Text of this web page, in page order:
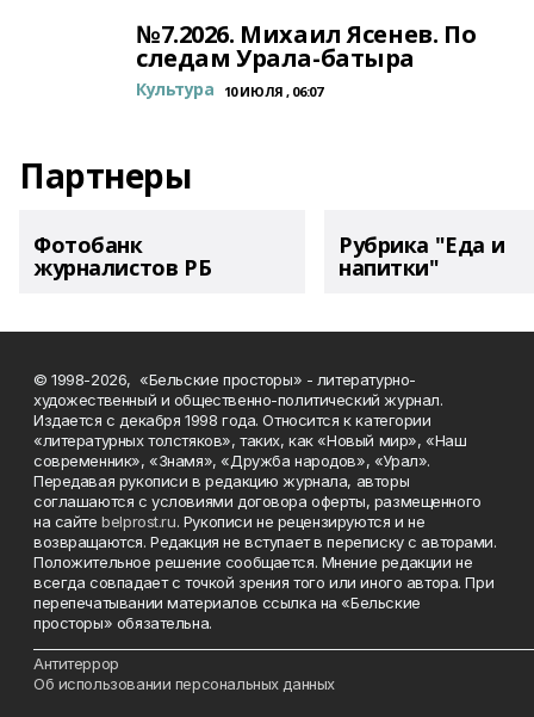
№7.2026. Михаил Ясенев. По
следам Урала-батыра
Культура 10 ИЮЛЯ , 06:07
Партнеры
Фотобанк
журналистов РБ
Рубрика "Еда и
напитки"
© 1998-2026, «Бельские просторы» - литературно-
художественный и общественно-политический журнал.
Издается с декабря 1998 года. Относится к категории
«литературных толстяков», таких, как «Новый мир», «Наш
современник», «Знамя», «Дружба народов», «Урал».
Передавая рукописи в редакцию журнала, авторы
соглашаются с условиями договора оферты, размещенного
на сайтеbelprost.ru. Рукописи не рецензируются и не
возвращаются. Редакция не вступает в переписку с авторами.
Положительное решение сообщается. Мнение редакции не
всегда совпадает с точкой зрения того или иного автора. При
перепечатывании материалов ссылка на «Бельские
просторы» обязательна.
Антитеррор
Об использовании персональных данных